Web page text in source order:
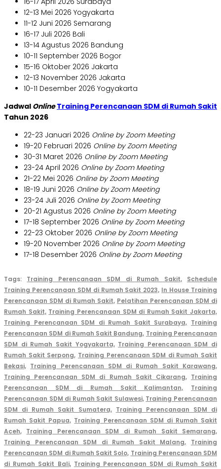
12-13 Mei 2026 Yogyakarta
11-12 Juni 2026 Semarang
16-17 Juli 2026 Bali
13-14 Agustus 2026 Bandung
10-11 September 2026 Bogor
15-16 Oktober 2026 Jakarta
12-13 November 2026 Jakarta
10-11 Desember 2026 Yogyakarta
Jadwal OnlineTraining Perencanaan SDM di Rumah Sakit
Tahun 2026
22-23 Januari 2026 Online by Zoom Meeting
19-20 Februari 2026 Online by Zoom Meeting
30-31 Maret 2026 Online by Zoom Meeting
23-24 April 2026 Online by Zoom Meeting
21-22 Mei 2026 Online by Zoom Meeting
18-19 Juni 2026 Online by Zoom Meeting
23-24 Juli 2026 Online by Zoom Meeting
20-21 Agustus 2026 Online by Zoom Meeting
17-18 September 2026 Online by Zoom Meeting
22-23 Oktober 2026 Online by Zoom Meeting
19-20 November 2026 Online by Zoom Meeting
17-18 Desember 2026 Online by Zoom Meeting
Tags: Training Perencanaan SDM di Rumah Sakit,
Schedule
Training Perencanaan SDM di Rumah Sakit 2023, In House Training
Perencanaan SDM di Rumah Sakit, Pelatihan Perencanaan SDM di
Rumah Sakit, Training Perencanaan SDM di Rumah Sakit Jakarta,
Training Perencanaan SDM di Rumah Sakit Surabaya, Training
Perencanaan SDM di Rumah Sakit Bandung, Training Perencanaan
SDM di Rumah Sakit Yogyakarta, Training Perencanaan SDM di
Rumah Sakit Serpong, Training Perencanaan SDM di Rumah Sakit
Bekasi, Training Perencanaan SDM di Rumah Sakit Karawang,
Training Perencanaan SDM di Rumah Sakit Cikarang, Training
Perencanaan SDM di Rumah Sakit Kalimantan,
Training
Perencanaan SDM di Rumah Sakit Sulawesi, Training Perencanaan
SDM di Rumah Sakit Sumatera, Training Perencanaan SDM di
Rumah Sakit Papua, Training Perencanaan SDM di Rumah Sakit
Aceh, Training Perencanaan SDM di Rumah Sakit Semarang,
Training Perencanaan SDM di Rumah Sakit Malang,
Training
Perencanaan SDM di Rumah Sakit Solo, Training Perencanaan SDM
di Rumah Sakit Bali, Training Perencanaan SDM di Rumah Sakit